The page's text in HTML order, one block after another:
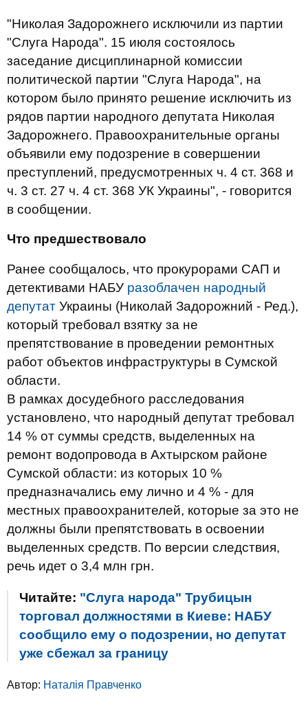
"Николая Задорожнего исключили из партии
"Слуга Народа". 15 июля состоялось
заседание дисциплинарной комиссии
политической партии "Слуга Народа", на
котором было принято решение исключить из
рядов партии народного депутата Николая
Задорожнего. Правоохранительные органы
объявили ему подозрение в совершении
преступлений, предусмотренных ч. 4 ст. 368 и
ч. 3 ст. 27 ч. 4 ст. 368 УК Украины", - говорится
в сообщении.
Что предшествовало
Ранее сообщалось, что прокурорами САП и
детективами НАБУ разоблачен народный
депутат Украины (Николай Задорожний - Ред.),
который требовал взятку за не
препятствование в проведении ремонтных
работ объектов инфраструктуры в Сумской
области.
В рамках досудебного расследования
установлено, что народный депутат требовал
14 % от суммы средств, выделенных на
ремонт водопровода в Ахтырском районе
Сумской области: из которых 10 %
предназначались ему лично и 4 % - для
местных правоохранителей, которые за это не
должны были препятствовать в освоении
выделенных средств. По версии следствия,
речь идет о 3,4 млн грн.
Читайте: "Слуга народа" Трубицын
торговал должностями в Киеве: НАБУ
сообщило ему о подозрении, но депутат
уже сбежал за границу
Автор: Наталія Правченко